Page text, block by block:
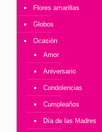
Flores amarillas
Globos
Ocasión
Amor
Aniversario
Condolencias
Cumpleaños
Día de las Madres